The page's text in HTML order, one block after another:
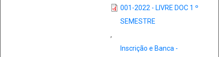
001-2022 - LIVRE DOC 1 º
SEMESTRE
,
Inscrição e Banca -